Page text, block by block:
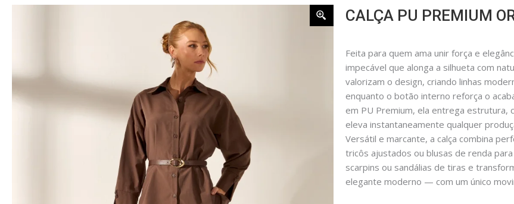
CALÇA PU PREMIUM
Feita para quem ama unir força e
impecável que alonga a silhueta com
valorizam o design, criando linhas
enquanto o botão interno reforça o
em PU Premium, ela entrega estrutura,
eleva instantaneamente qualquer
Versátil e marcante, a calça combina
tricôs ajustados ou blusas de renda
scarpins ou sandálias de tiras e
elegante moderno — com um único